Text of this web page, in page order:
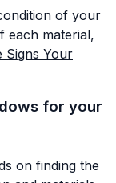
of your
each material,
Signs Your
for your
on finding the